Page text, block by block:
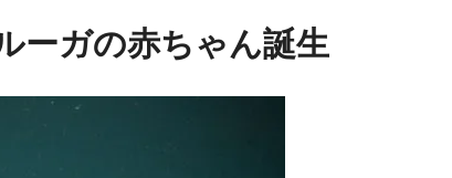
ーガの赤ちゃん誕生